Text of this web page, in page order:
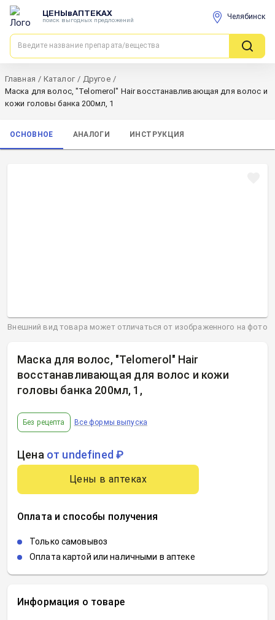
ЦЕНЫвАПТЕКАХ
поиск выгодных предложений Челябинск
Главная / Каталог / Другое /
Маска для волос, "Telomerol" Hair восстанавливающая для волос и
кожи головы банка 200мл, 1
ОСНОВНОЕ АНАЛОГИ ИНСТРУКЦИЯ
Информация о товаре
Маска для волос, "Telomerol" Hair
восстанавливающая для волос и кожи
головы банка 200мл, 1 ,
Без рецепта Все формы выпуска
Цена от undefined ₽
Цены в аптеках
Оплата и способы получения
Только самовывоз
Оплата картой или наличными в аптеке
Внешний вид товара может отличаться от изображенного на фото